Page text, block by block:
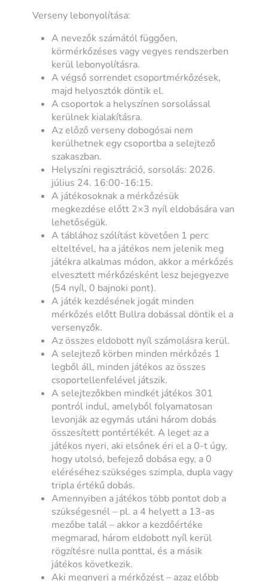
Verseny lebonyolítása:
A nevezők számától függően,
körmérkőzéses vagy vegyes rendszerben
kerül lebonyolításra.
A végső sorrendet csoportmérkőzések,
majd helyosztók döntik el.
A csoportok a helyszínen sorsolással
kerülnek kialakításra.
Az előző verseny dobogósai nem
kerülhetnek egy csoportba a selejtező
szakaszban.
Helyszíni regisztráció, sorsolás: 2026.
július 24. 16:00-16:15.
A játékosoknak a mérkőzésük
megkezdése előtt 2×3 nyíl eldobására van
lehetőségük.
A táblához szólítást követően 1 perc
elteltével, ha a játékos nem jelenik meg
játékra alkalmas módon, akkor a mérkőzés
elvesztett mérkőzésként lesz bejegyezve
(54 nyíl, 0 bajnoki pont).
A játék kezdésének jogát minden
mérkőzés előtt Bullra dobással döntik el a
versenyzők.
Az összes eldobott nyíl számolásra kerül.
A selejtező körben minden mérkőzés 1
legből áll, minden játékos az összes
csoportellenfelével játszik.
A selejtezőkben mindkét játékos 301
pontról indul, amelyből folyamatosan
levonják az egymás utáni három dobás
összesített pontértékét. A leget az a
játékos nyeri, aki elsőnek éri el a 0-t úgy,
hogy utolsó, befejező dobása egy, a 0
eléréséhez szükséges szimpla, dupla vagy
tripla értékű dobás.
Amennyiben a játékos több pontot dob a
szükségesnél – pl. a 4 helyett a 13-as
mezőbe talál – akkor a kezdőértéke
megmarad, három eldobott nyíl kerül
rögzítésre nulla ponttal, és a másik
játékos következik.
Aki megnyeri a mérkőzést – azaz előbb